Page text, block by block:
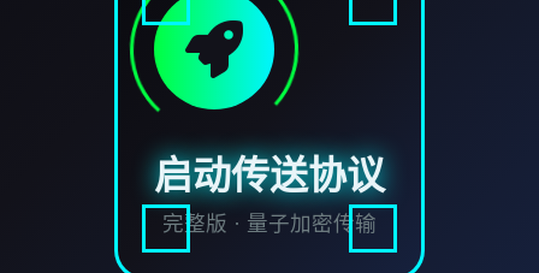
启动传送协议
完整版 · 量子加密传输